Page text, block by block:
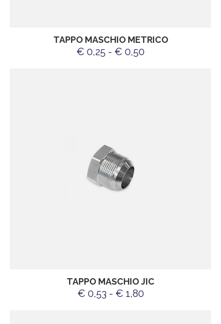
TAPPO MASCHIO METRICO
€ 0,25 - € 0,50
TAPPO MASCHIO JIC
€ 0,53 - € 1,80